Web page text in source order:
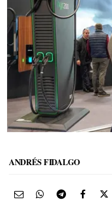
ANDRÉS FIDALGO